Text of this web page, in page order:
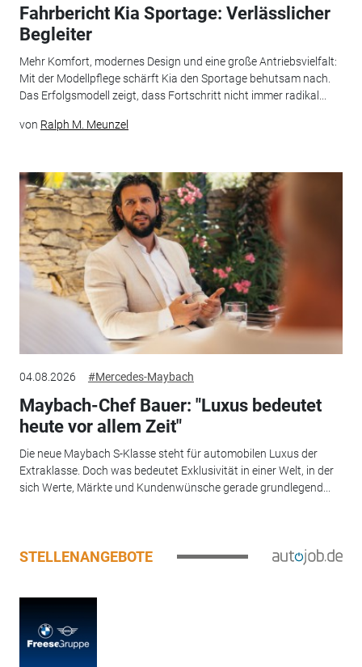
Fahrbericht Kia Sportage: Verlässlicher
Begleiter
Mehr Komfort, modernes Design und eine große Antriebsvielfalt:
Mit der Modellpflege schärft Kia den Sportage behutsam nach.
Das Erfolgsmodell zeigt, dass Fortschritt nicht immer radikal...
von Ralph M. Meunzel
04.08.2026 #Mercedes-Maybach
Maybach-Chef Bauer: "Luxus bedeutet
heute vor allem Zeit"
Die neue Maybach S-Klasse steht für automobilen Luxus der
Extraklasse. Doch was bedeutet Exklusivität in einer Welt, in der
sich Werte, Märkte und Kundenwünsche gerade grundlegend...
STELLENANGEBOTE